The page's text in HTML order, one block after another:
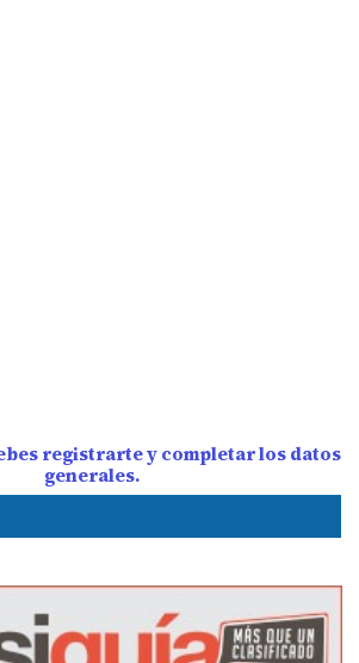
registrarte y completar los datos
generales.